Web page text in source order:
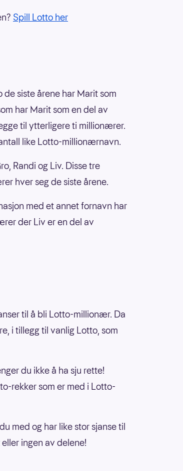
Spill Lotto her
siste årene har Marit som
har Marit som en del av
til ytterligere ti millionærer.
like Lotto-millionærnavn.
Randi og Liv. Disse tre
hver seg de siste årene.
med et annet fornavn har
der Liv er en del av
til å bli Lotto-millionær. Da
i tillegg til vanlig Lotto, som
du ikke å ha sju rette!
rekker som er med i Lotto-
med og har like stor sjanse til
ingen av delene!